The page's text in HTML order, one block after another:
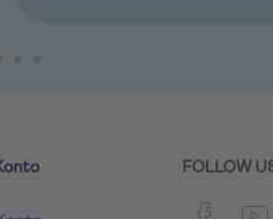
FOLLOW